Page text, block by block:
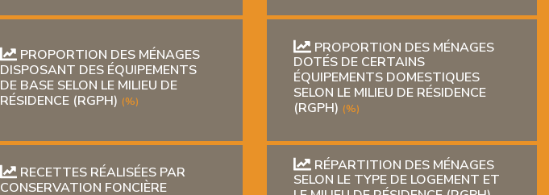
PROPORTION DES MÉNAGES
DISPOSANT DES ÉQUIPEMENTS
DE BASE SELON LE MILIEU DE
RÉSIDENCE (RGPH) (%)
PROPORTION DES MÉNAGES
DOTÉS DE CERTAINS
ÉQUIPEMENTS DOMESTIQUES
SELON LE MILIEU DE RÉSIDENCE
(RGPH) (%)
RECETTES RÉALISÉES PAR
CONSERVATION FONCIÈRE
RÉPARTITION DES MÉNAGES
SELON LE TYPE DE LOGEMENT ET